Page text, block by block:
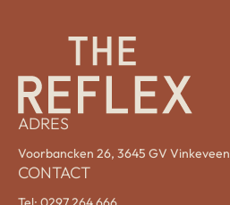
ADRES
Voorbancken 26, 3645 GV Vinkeveen
CONTACT